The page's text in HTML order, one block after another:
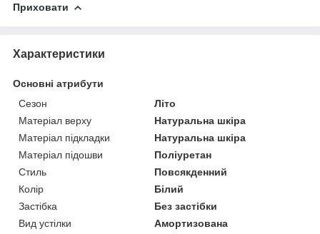
Приховати
Характеристики
Основні атрибути
Сезон
Літо
Матеріал верху
Натуральна шкіра
Матеріал підкладки
Натуральна шкіра
Матеріал підошви
Поліуретан
Стиль
Повсякденний
Колір
Білий
Застібка
Без застібки
Вид устілки
Амортизована